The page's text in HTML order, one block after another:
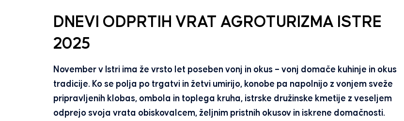
DNEVI ODPRTIH VRAT AGROTURIZMA ISTRE
2025
November v Istri ima že vrsto let poseben vonj in okus – vonj domače kuhinje in okus
tradicije. Ko se polja po trgatvi in žetvi umirijo, konobe pa napolnijo z vonjem sveže
pripravljenih klobas, ombola in toplega kruha, istrske družinske kmetije z veseljem
odprejo svoja vrata obiskovalcem, željnim pristnih okusov in iskrene domačnosti.